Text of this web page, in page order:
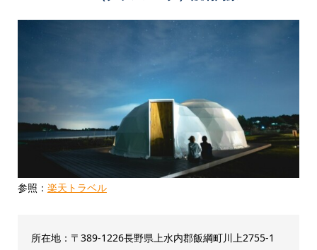
参照： 楽天トラベル
所在地：〒389-1226長野県上水内郡飯綱町川上2755-1